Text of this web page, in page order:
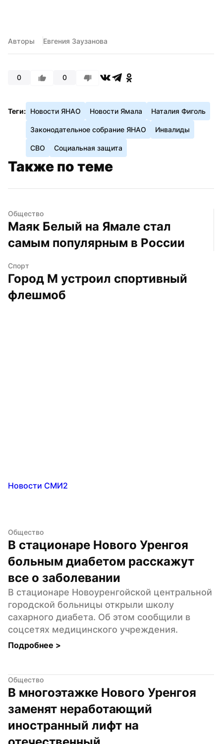
Авторы Евгения Заузанова
0 0
Теги: Новости ЯНАО Новости Ямала Наталия Фиголь
Законодательное собрание ЯНАО Инвалиды
СВО Социальная защита
Также по теме
Общество
Маяк Белый на Ямале стал
самым популярным в России
Спорт
Город М устроил спортивный
флешмоб
Новости СМИ2
Общество
В стационаре Нового Уренгоя
больным диабетом расскажут
все о заболевании
В стационаре Новоуренгойской центральной
городской больницы открыли школу
сахарного диабета. Об этом сообщили в
соцсетях медицинского учреждения.
Подробнее >
Общество
В многоэтажке Нового Уренгоя
заменят неработающий
иностранный лифт на